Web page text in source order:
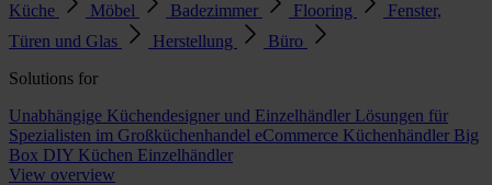
Küche
Möbel Badezimmer Flooring
Fenster,
Türen und Glas
Herstellung
Büro
Solutions for
Unabhängige Küchendesigner und Einzelhändler Lösungen für
Spezialisten im Großküchenhandel eCommerce Küchenhändler Big
Box DIY Küchen Einzelhändler
View overview